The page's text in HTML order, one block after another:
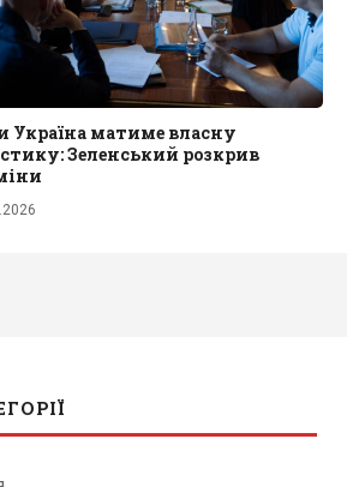
Україна матиме власну
Зеленський розкрив